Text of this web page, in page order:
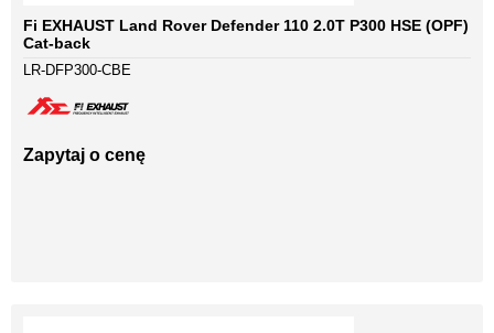
Fi EXHAUST Land Rover Defender 110 2.0T P300 HSE (OPF)
Cat-back
LR-DFP300-CBE
Zapytaj o cenę